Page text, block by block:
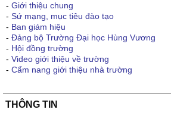
- Giới thiệu chung
- Sứ mạng, mục tiêu đào tạo
- Ban giám hiệu
- Đảng bộ Trường Đại học Hùng Vương
- Hội đồng trường
- Video giới thiệu về trường
- Cẩm nang giới thiệu nhà trường
THÔNG TIN